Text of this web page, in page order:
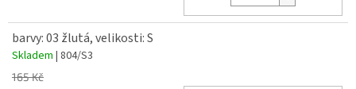
barvy: 03 žlutá, velikosti: S
Skladem | 804/S3
165 Kč